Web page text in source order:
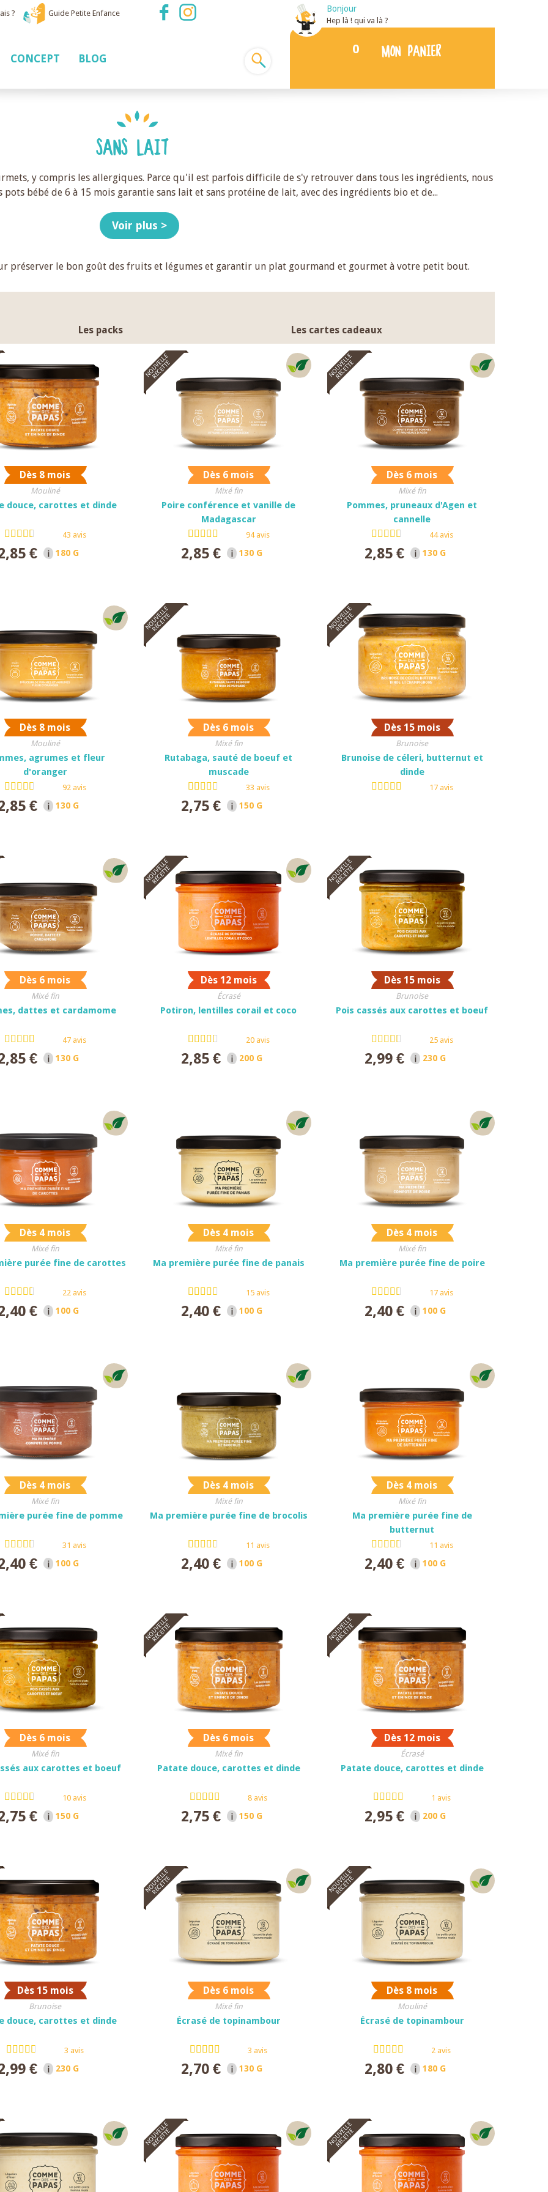
? Guide Petite Enfance
CONCEPT BLOG
Bonjour
Hep là ! qui va là ?
0 MON PANIER
SANS LAIT
y compris les allergiques. Parce qu'il est parfois difficile de s'y retrouver dans tous les ingrédients, nous
bébé de 6 à 15 mois garantie sans lait et sans protéine de lait, avec des ingrédients bio et de...
Voir plus >
préserver le bon goût des fruits et légumes et garantir un plat gourmand et gourmet à votre petit bout.
Les packs Les cartes cadeaux
Dès 8 mois
Mouliné
douce, carottes et dinde
43 avis
€ 180 G NET
NOUVELLE
RECETTE
Dès 6 mois
Mixé fin
Poire conférence et vanille de
Madagascar
94 avis
2,85 € 130 G NET
NOUVELLE
RECETTE
Dès 6 mois
Mixé fin
Pommes, pruneaux d'Agen et
cannelle
44 avis
2,85 € 130 G NET
Dès 8 mois
Mouliné
agrumes et fleur
d'oranger
92 avis
€ 130 G NET
NOUVELLE
RECETTE
Dès 6 mois
Mixé fin
Rutabaga, sauté de boeuf et
muscade
33 avis
2,75 € 150 G NET
NOUVELLE
RECETTE
Dès 15 mois
Brunoise
Brunoise de céleri, butternut et
dinde
17 avis
Dès 6 mois
Mixé fin
dattes et cardamome
47 avis
€ 130 G NET
NOUVELLE
RECETTE
Dès 12 mois
Écrasé
Potiron, lentilles corail et coco
20 avis
2,85 € 200 G NET
NOUVELLE
RECETTE
Dès 15 mois
Brunoise
Pois cassés aux carottes et boeuf
25 avis
2,99 € 230 G NET
Dès 4 mois
Mixé fin
purée fine de carottes
22 avis
€ 100 G NET
Dès 4 mois
Mixé fin
Ma première purée fine de panais
15 avis
2,40 € 100 G NET
Dès 4 mois
Mixé fin
Ma première purée fine de poire
17 avis
2,40 € 100 G NET
Dès 4 mois
Mixé fin
purée fine de pomme
31 avis
€ 100 G NET
Dès 4 mois
Mixé fin
Ma première purée fine de brocolis
11 avis
2,40 € 100 G NET
Dès 4 mois
Mixé fin
Ma première purée fine de
butternut
11 avis
2,40 € 100 G NET
Dès 6 mois
Mixé fin
aux carottes et boeuf
10 avis
€ 150 G NET
NOUVELLE
RECETTE
Dès 6 mois
Mixé fin
Patate douce, carottes et dinde
8 avis
2,75 € 150 G NET
NOUVELLE
RECETTE
Dès 12 mois
Écrasé
Patate douce, carottes et dinde
1 avis
2,95 € 200 G NET
Dès 15 mois
Brunoise
douce, carottes et dinde
3 avis
€ 230 G NET
NOUVELLE
RECETTE
Dès 6 mois
Mixé fin
Écrasé de topinambour
3 avis
2,70 € 130 G NET
NOUVELLE
RECETTE
Dès 8 mois
Mouliné
Écrasé de topinambour
2 avis
2,80 € 180 G NET
NOUVELLE
RECETTE NOUVELLE
RECETTE